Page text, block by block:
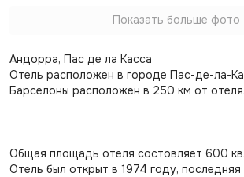
Показать больше фото
Андорра, Пас де ла Касса
Отель расположен в городе Пас-де-ла-
Барселоны расположен в 250 км от отеля.
Общая площадь отеля состовляет 600
Отель был открыт в 1974 году,